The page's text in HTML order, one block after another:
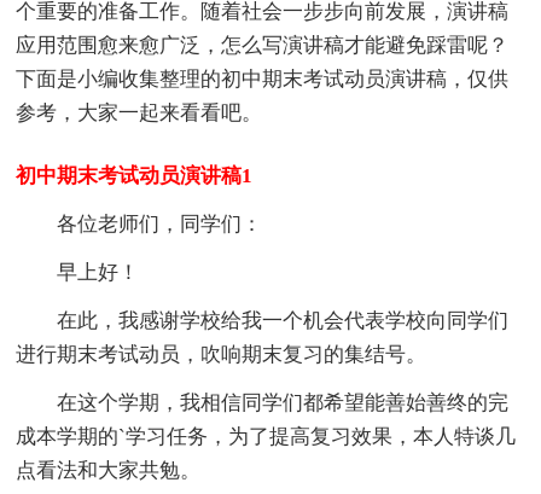
个重要的准备工作。随着社会一步步向前发展，演讲稿
应用范围愈来愈广泛，怎么写演讲稿才能避免踩雷呢？
下面是小编收集整理的初中期末考试动员演讲稿，仅供
参考，大家一起来看看吧。
初中期末考试动员演讲稿1
各位老师们，同学们：
早上好！
在此，我感谢学校给我一个机会代表学校向同学们
进行期末考试动员，吹响期末复习的集结号。
在这个学期，我相信同学们都希望能善始善终的完
成本学期的`学习任务，为了提高复习效果，本人特谈几
点看法和大家共勉。